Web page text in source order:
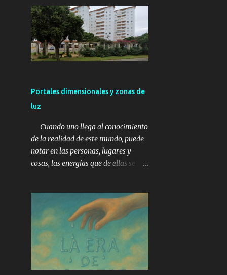
como siempre pasa, la cosa estaba
dividida, hasta que sales con aires
grandilocuentes y dices: “Da igual a
quién votes, los de arriba pondrán a
quien quieran”. Y ya tienes la mirada
izquierdas, que te mira y te dice:
ahora están estos y luego, pues
saldrán los tuyos; esto es así, así
funciona la democracia. La miras
mal, lógicamente, con un poco de
pena porque no se entera. Ella insiste
con su mirada en hacerte saber que
derecha, Dios no lo quiera (la
ultraderecha es peor que una
diarrea, según ella), pues habrá
gobierno de superultraderecha y por
fin podremos encadenar a nuestras
mujeres en la cocina, y cantar el
“Cara al sol” todas las mañanas
Portales dimensionales y zonas de
luz
Cuando uno llega al conocimiento
de la realidad de este mundo, puede
notar en las personas, lugares y
cosas, las energías que de ellas se
pero solo algunas destacan del resto
por alguna sutil razón que escapa al
raciocinio. Este don de ver, solo está
reservado a unos pocos que tienen la
mente abierta y no se han dejado
llevar por las absurdas normas
humanísticas que nos rodean, sin